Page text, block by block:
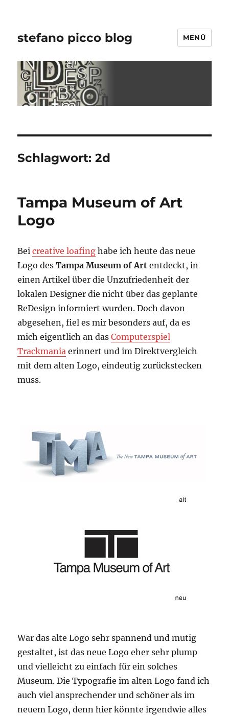
stefano picco blog MENÜ
Schlagwort:2d
Tampa Museum of Art
Logo
Beicreative loafing habe ich heute das neue
Logo desTampa Museum of Art entdeckt, in
einen Artikel über die Unzufriedenheit der
lokalen Designer die nicht über das geplante
ReDesign informiert wurden. Doch davon
abgesehen, fiel es mir besonders auf, da es
mich eigentlich an dasComputerspiel
Trackmania erinnert und im Direktvergleich
mit dem alten Logo, eindeutig zurückstecken
muss.
War das alte Logo sehr spannend und mutig
gestaltet, ist das neue Logo eher sehr plump
und vielleicht zu einfach für ein solches
Museum. Die Typografie im alten Logo fand ich
auch viel ansprechender und schöner als im
neuem Logo, denn hier könnte irgendwie alles